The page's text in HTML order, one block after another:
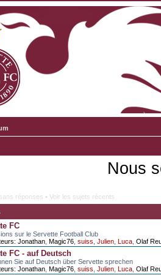
Nous
réponses • Voir les sujets récents
FC
sur le Servette Football Club
Jonathan Magic76 suiss Julien Luca Olaf
FC - auf Deutsch
Sie auf Deutsch über Servette sprechen
Jonathan Magic76 suiss Julien Luca Olaf